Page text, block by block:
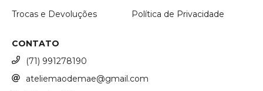
Trocas e Devoluções Política de Privacidade
CONTATO
(71) 991278190
ateliemaodemae@gmail.com